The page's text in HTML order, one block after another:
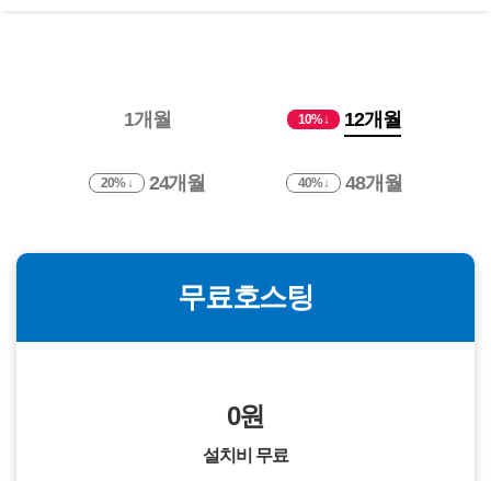
1개월 10% ↓ 12개월
20% ↓ 24개월 40% ↓ 48개월
무료호스팅
0원
설치비 무료